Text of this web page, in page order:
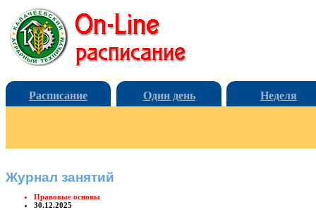
Расписание Один день Неделя
Журнал занятий
Правовые основы
30.12.2025